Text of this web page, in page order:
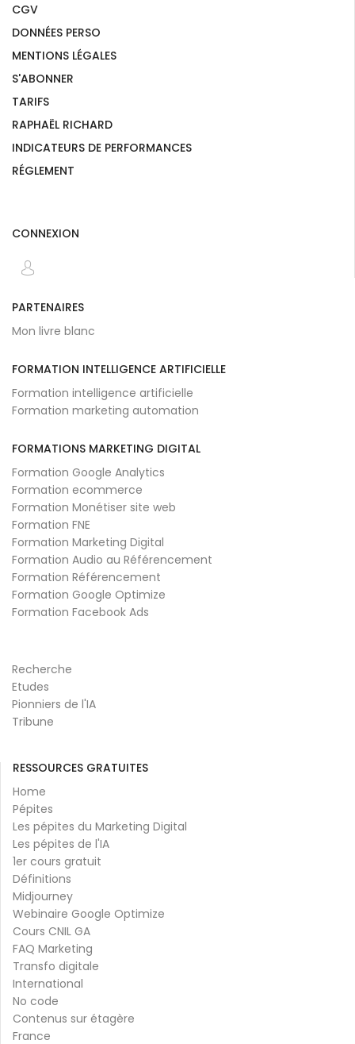
CGV
DONNÉES PERSO
MENTIONS LÉGALES
S'ABONNER
TARIFS
RAPHAËL RICHARD
INDICATEURS DE PERFORMANCES
RÉGLEMENT
CONNEXION
PARTENAIRES
Mon livre blanc
FORMATION INTELLIGENCE ARTIFICIELLE
Formation intelligence artificielle
Formation marketing automation
FORMATIONS MARKETING DIGITAL
Formation Google Analytics
Formation ecommerce
Formation Monétiser site web
Formation FNE
Formation Marketing Digital
Formation Audio au Référencement
Formation Référencement
Formation Google Optimize
Formation Facebook Ads
Recherche
Etudes
Pionniers de l'IA
Tribune
RESSOURCES GRATUITES
Home
Pépites
Les pépites du Marketing Digital
Les pépites de l'IA
1er cours gratuit
Définitions
Midjourney
Webinaire Google Optimize
Cours CNIL GA
FAQ Marketing
Transfo digitale
International
No code
Contenus sur étagère
France